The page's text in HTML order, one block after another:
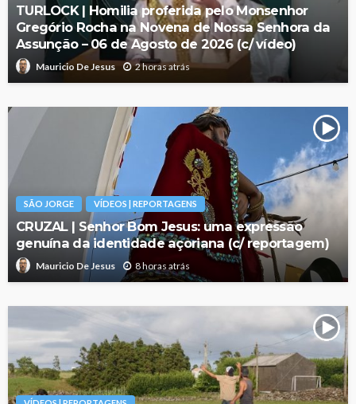
TURLOCK | Homilia proferida pelo Monsenhor
Gregório Rocha na Novena de Nossa Senhora da
Assunção – 06 de Agosto de 2026 (c/ vídeo)
Mauricio De Jesus 2 horas atrás
SÃO JORGE VÍDEOS | REPORTAGENS
CRUZAL | Senhor Bom Jesus: uma expressão
genuína da identidade açoriana (c/ reportagem)
Mauricio De Jesus 8 horas atrás